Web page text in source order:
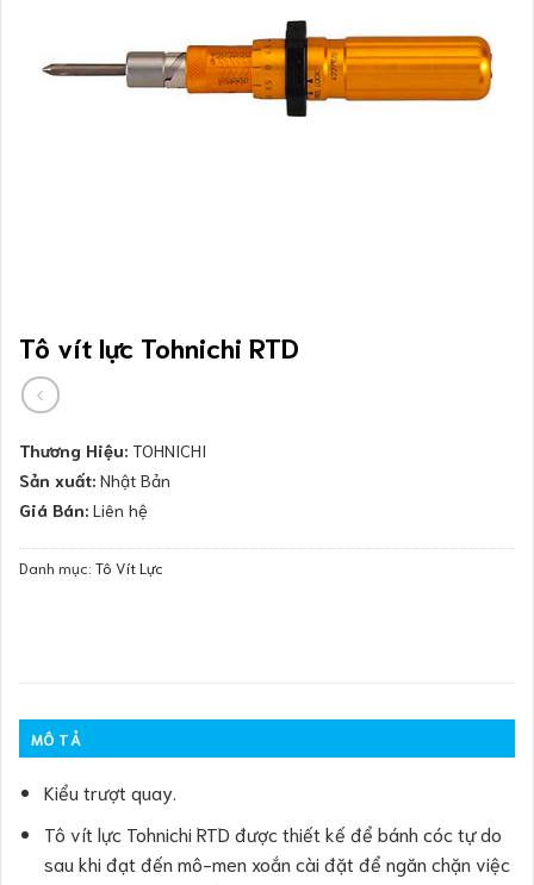
Tô vít lực Tohnichi RTD
Thương Hiệu: TOHNICHI
Sản xuất: Nhật Bản
Giá Bán: Liên hệ
Danh mục: Tô Vít Lực
MÔ TẢ
Kiểu trượt quay.
Tô vít lực Tohnichi RTD được thiết kế để bánh cóc tự do
sau khi đạt đến mô-men xoắn cài đặt để ngăn chặn việc